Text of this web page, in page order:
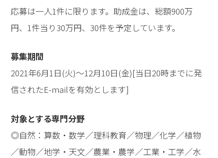
応募は一人1件に限ります。助成金は、総額900万
円、1件当り30万円、30件を予定しています。
募集期間
2021年6月1日(火)～12月10日(金)[当日20時までに発
信されたE-mailを有効とします]
対象とする専門分野
◎自然：算数・数学／理科教育／物理／化学／植物
／動物／地学・天文／農業・農学／工業・工学／水